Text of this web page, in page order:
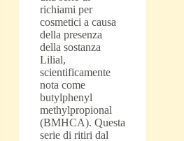
richiami per
cosmetici a causa
della presenza
della sostanza
Lilial,
scientificamente
nota come
butylphenyl
methylpropional
(BMHCA). Questa
serie di ritiri dal